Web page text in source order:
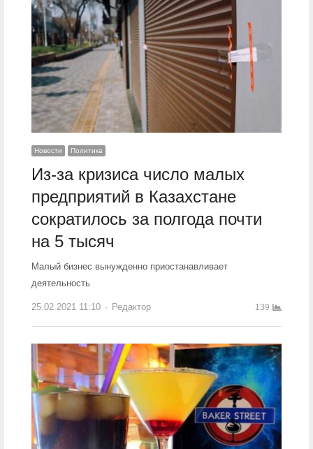
Новости Политика
Из-за кризиса число малых
предприятий в Казахстане
сократилось за полгода почти
на 5 тысяч
Малый бизнес вынужденно приостанавливает
деятельность
25.02.2021 11:10 Author
Редактор 139